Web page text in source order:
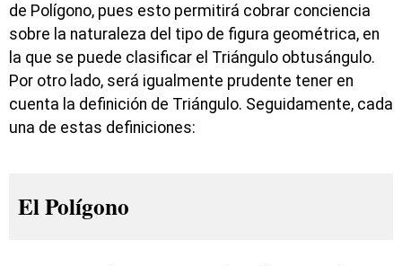
de Polígono, pues esto permitirá cobrar conciencia
sobre la naturaleza del tipo de figura geométrica, en
la que se puede clasificar el Triángulo obtusángulo.
Por otro lado, será igualmente prudente tener en
cuenta la definición de Triángulo. Seguidamente, cada
una de estas definiciones:
El Polígono